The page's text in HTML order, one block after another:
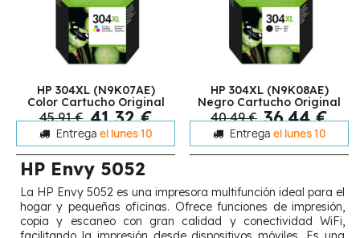
HP 304XL (N9K07AE)
Color Cartucho Original
45,91 € 41,32 €
Entrega el lunes 10
HP 304XL (N9K08AE)
Negro Cartucho Original
40,49 € 36,44 €
Entrega el lunes 10
HP Envy 5052
La HP Envy 5052 es una impresora multifunción ideal para el
hogar y pequeñas oficinas. Ofrece funciones de impresión,
copia y escaneo con gran calidad y conectividad WiFi,